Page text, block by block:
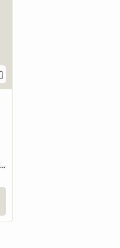
Gesamte Unterkunft | Icod de los Vinos (38430)